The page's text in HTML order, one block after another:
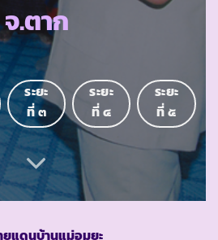
จ.ตาก
ระยะ
ที่ ๓
ระยะ
ที่ ๔
ระยะ
ที่ ๕
ยแดนบ้านแม่อมยะ